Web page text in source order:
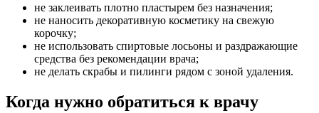
не заклеивать плотно пластырем без назначения;
не наносить декоративную косметику на свежую
корочку;
не использовать спиртовые лосьоны и раздражающие
средства без рекомендации врача;
не делать скрабы и пилинги рядом с зоной удаления.
Когда нужно обратиться к врачу